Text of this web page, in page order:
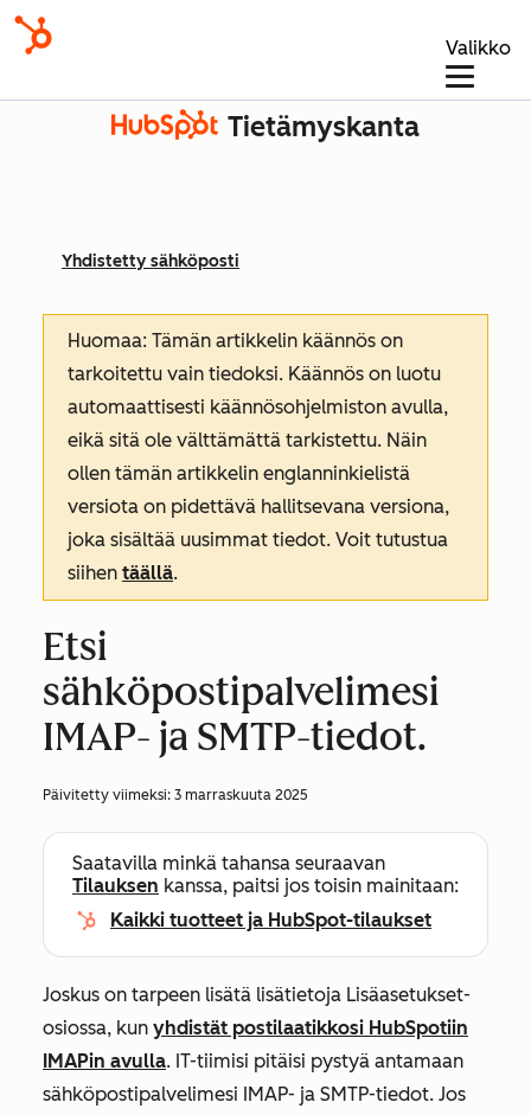
Valikko
Tietämyskanta
Yhdistetty sähköposti
Huomaa: Tämän artikkelin käännös on
tarkoitettu vain tiedoksi. Käännös on luotu
automaattisesti käännösohjelmiston avulla,
eikä sitä ole välttämättä tarkistettu. Näin
ollen tämän artikkelin englanninkielistä
versiota on pidettävä hallitsevana versiona,
joka sisältää uusimmat tiedot. Voit tutustua
siihen täällä.
Etsi
sähköpostipalvelimesi
IMAP- ja SMTP-tiedot.
Päivitetty viimeksi: 3 marraskuuta 2025
Saatavilla minkä tahansa seuraavan
Tilauksen kanssa, paitsi jos toisin mainitaan:
Kaikki tuotteet ja HubSpot-tilaukset
Joskus on tarpeen lisätä lisätietoja Lisäasetukset-
osiossa, kun yhdistät postilaatikkosi HubSpotiin
IMAPin avulla. IT-tiimisi pitäisi pystyä antamaan
sähköpostipalvelimesi IMAP- ja SMTP-tiedot. Jos